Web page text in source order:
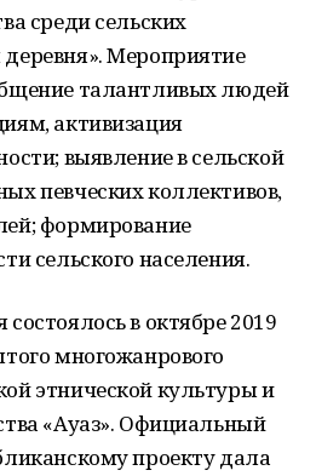
среди сельских
Мероприятие
талантливых людей
активизация
выявление в сельской
певческих коллективов,
формирование
сельского населения.
в октябре 2019
многожанрового
этнической культуры и
«Ауаз». Официальный
проекту дала